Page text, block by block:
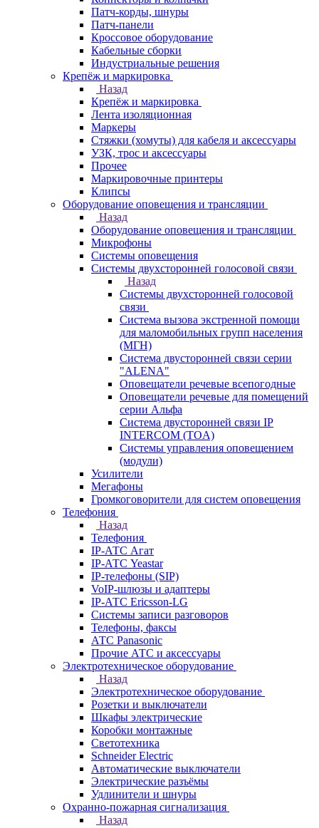
Патч-корды, шнуры
Патч-панели
Кроссовое оборудование
Кабельные сборки
Индустриальные решения
Крепёж и маркировка
Назад
Крепёж и маркировка
Лента изоляционная
Маркеры
Стяжки (хомуты) для кабеля и аксессуары
УЗК, трос и аксессуары
Прочее
Маркировочные принтеры
Клипсы
Оборудование оповещения и трансляции
Назад
Оборудование оповещения и трансляции
Микрофоны
Системы оповещения
Системы двухсторонней голосовой связи
Назад
Системы двухсторонней голосовой
связи
Система вызова экстренной помощи
для маломобильных групп населения
(МГН)
Система двусторонней связи серии
"ALENA"
Оповещатели речевые всепогодные
Оповещатели речевые для помещений
серии Альфа
Система двусторонней связи IP
INTERCOM (TOA)
Системы управления оповещением
(модули)
Усилители
Мегафоны
Громкоговорители для систем оповещения
Телефония
Назад
Телефония
IP-АТС Агат
IP-АТС Yeastar
IP-телефоны (SIP)
VoIP-шлюзы и адаптеры
IP-АТС Ericsson-LG
Системы записи разговоров
Телефоны, факсы
АТС Panasonic
Прочие АТС и аксессуары
Электротехническое оборудование
Назад
Электротехническое оборудование
Розетки и выключатели
Шкафы электрические
Коробки монтажные
Светотехника
Schneider Electric
Автоматические выключатели
Электрические разъёмы
Удлинители и шнуры
Охранно-пожарная сигнализация
Назад